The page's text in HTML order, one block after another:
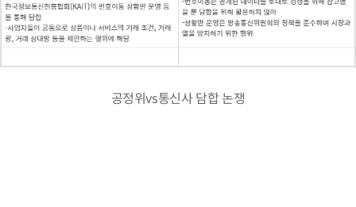
공정위vs통신사 담합 논쟁